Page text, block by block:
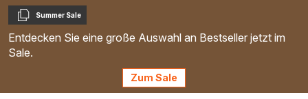
Kopieren
Summer Sale
Entdecken Sie eine große Auswahl an Bestseller jetzt im
Sale.
Zum Sale